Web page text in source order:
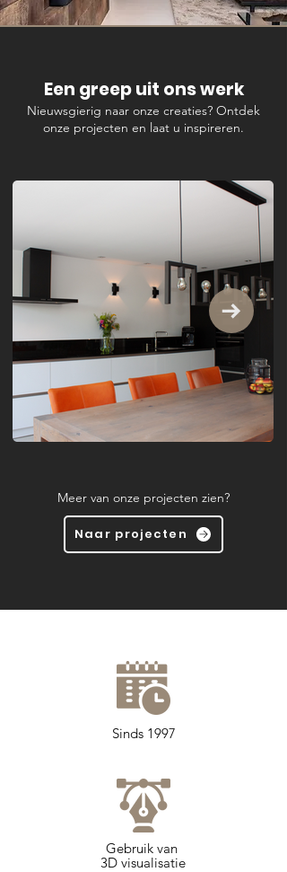
Een greep uit ons werk
Nieuwsgierig naar onze creaties? Ontdek
onze projecten en laat u inspireren.
Meer van onze projecten zien?
Naar projecten
Sinds 1997
Gebruik van
3D visualisatie